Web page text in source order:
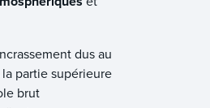
dus au
partie supérieure
brut